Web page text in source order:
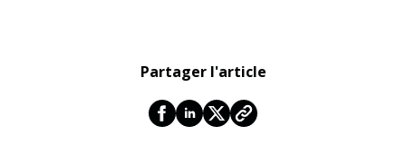
Partager l'article